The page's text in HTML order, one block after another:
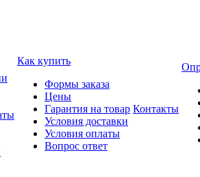
Как купить
Формы заказа
Цены
Гарантия на товар
Условия доставки
Условия оплаты
Вопрос ответ
Контакты